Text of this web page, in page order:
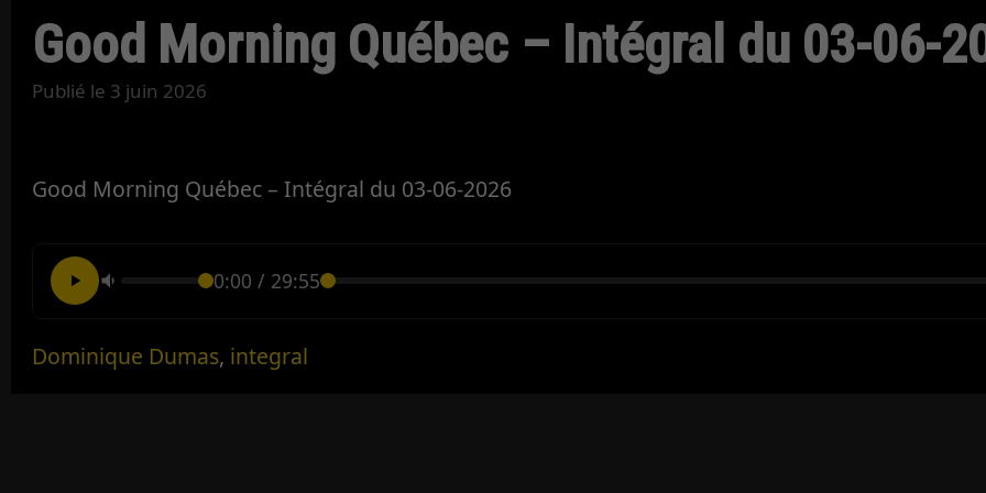
Good Morning Québec – Intégral du 03-06-
Publié le 3 juin 2026
Good Morning Québec – Intégral du 03-06-2026
0:00 / 29:55
Dominique Dumas, integral